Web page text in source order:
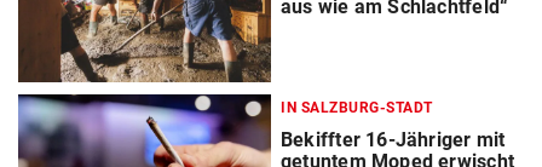
aus wie am Schlachtfeld“
IN SALZBURG-STADT
Bekiffter 16-Jähriger mit
getuntem Moped erwischt